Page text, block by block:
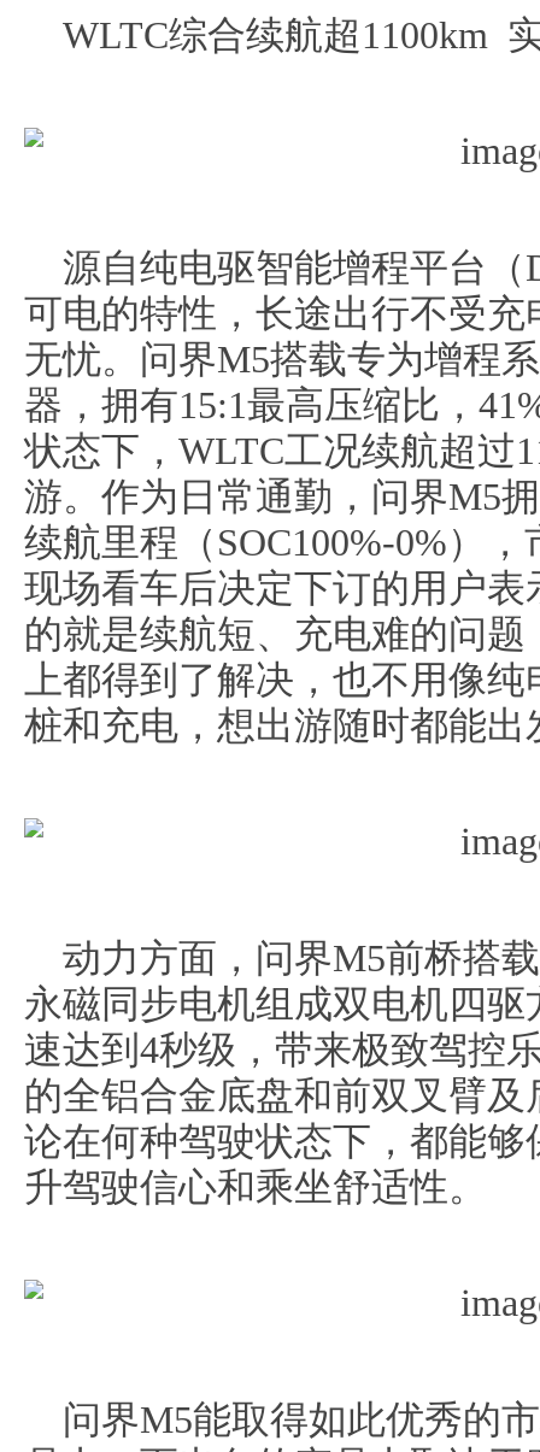
WLTC综合续航超1100km
源自纯电驱智能增程平台
可电的特性，长途出行不受
无忧。问界M5搭载专为增程
器，拥有15:1最高压缩比，
状态下，WLTC工况续航超过
游。作为日常通勤，问界M5
续航里程（SOC100%-0%）
现场看车后决定下订的用户
的就是续航短、充电难的问
上都得到了解决，也不用像
桩和充电，想出游随时都能出
动力方面，问界M5前桥搭
永磁同步电机组成双电机四
速达到4秒级，带来极致驾控
的全铝合金底盘和前双叉臂
论在何种驾驶状态下，都能
升驾驶信心和乘坐舒适性。
问界M5能取得如此优秀的